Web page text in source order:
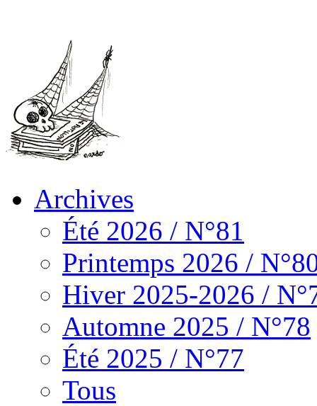
Archives
Été 2026 / N°81
Printemps 2026 /
Hiver 2025-2026 /
Automne 2025 / N°78
Été 2025 / N°77
Tous